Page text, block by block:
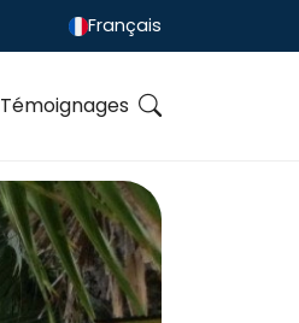
Français
Témoignages